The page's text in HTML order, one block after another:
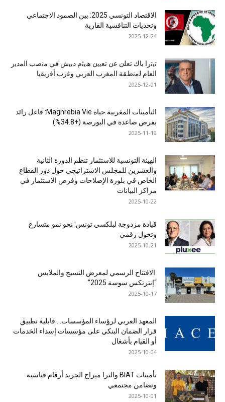
الاقتصاد التونسي 2025: بين الصمود الاجتماعي
وتحديات التنافسية القارية
2025-12-24
ﺗﯾﺗرا ﺑﺎك ﺗﻌﻠن ﻋن ﺗﻌﯾﯾن ھﯾﺛم دﺑﯾش ﻓﻲ ﻣﻧﺻب اﻟﻣدﯾر
اﻟﻌﺎم ﻟﻣﻧطﻘﺔ اﻟﻣﻐرب اﻟﻌرﺑﻲ وﻏرب أﻓرﯾﻘﯾﺎ
2025-12-01
التأمينات المغربية حياة Maghrebia Vie: فاعل رائد
بفرص صاعدة في البورصة (+34.8%)
2025-11-19
الهيئة التونسية للاستثمار تنظم الدورة الثانية
والعشرين للمجلس الاستراتيجي حول دور القطاع
الخاص في بلورة الإصلاحات وفرص الاستثمار في
مراكز البيانات
2025-10-22
قيادة مزدوجة لبلكسي تونس: نحو نمو متسارع
وتحول رقمي
2025-10-21
الافتتاح الرسمي لمعرض النسيج والملابس
“إنترتكس سوسة 2025”
2025-10-17
المعهد العربي لرؤساء المؤسسات… قابلية تطبيق
قرار الضمان البنكي على مؤسسات إسداء الخدمات
أو القيام بأشغال
2025-10-04
تأمينات BIAT والترا ميراج الجريد أرقام قياسية
وتضامن مجتمعي
2025-10-01